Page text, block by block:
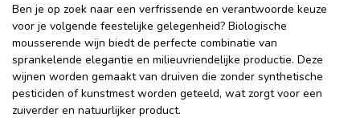
Ben je op zoek naar een verfrissende en verantwoorde keuze
voor je volgende feestelijke gelegenheid? Biologische
mousserende wijn biedt de perfecte combinatie van
sprankelende elegantie en milieuvriendelijke productie. Deze
wijnen worden gemaakt van druiven die zonder synthetische
pesticiden of kunstmest worden geteeld, wat zorgt voor een
zuiverder en natuurlijker product.